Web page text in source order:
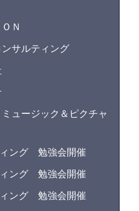
Ｎ
サルティング
ュージック＆ピクチャ
ング 勉強会開催
ング 勉強会開催
ング 勉強会開催